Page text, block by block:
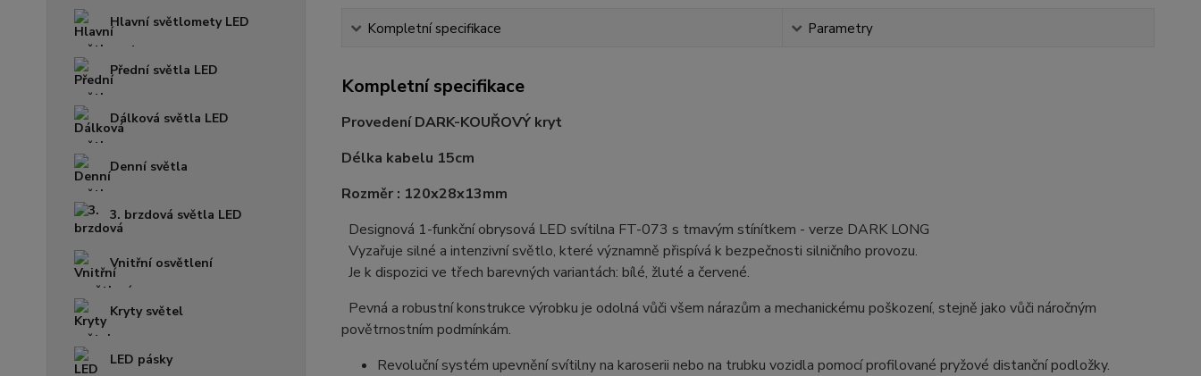
Hlavní světlomety LED
Přední světla LED
Dálková světla LED
Denní světla
3. brzdová světla LED
Vnitřní osvětlení
Kryty světel
LED pásky
Kompletní specifikace Parametry
Kompletní specifikace
Provedení DARK-KOUŘOVÝ kryt
Délka kabelu 15cm
Rozměr : 120x28x13mm
Designová 1-funkční obrysová LED svítilna FT-073 s tmavým stínítkem - verze DARK LONG
Vyzařuje silné a intenzivní světlo, které významně přispívá k bezpečnosti silničního provozu.
Je k dispozici ve třech barevných variantách: bílé, žluté a červené.
Pevná a robustní konstrukce výrobku je odolná vůči všem nárazům a mechanickému poškození, stejně jako vůči náročným
povětrnostním podmínkám.
Revoluční systém upevnění svítilny na karoserii nebo na trubku vozidla pomocí profilované pryžové distanční podložky.